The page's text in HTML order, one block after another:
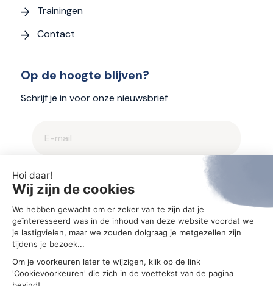
Trainingen
Contact
Op de hoogte blijven?
Schrijf je in voor onze nieuwsbrief